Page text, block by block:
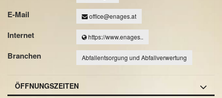
E-Mail office@enages.at
Internet https://www.enages..
Branchen Abfallentsorgung und Abfallverwertung
ÖFFNUNGSZEITEN